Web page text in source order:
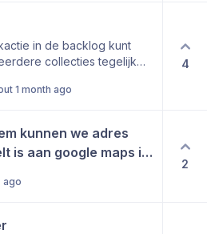
in de backlog kunt
collecties tegelijk
1 month ago
4
kunnen we adres
is aan google maps is
1 kaartje meerdere
ago
2